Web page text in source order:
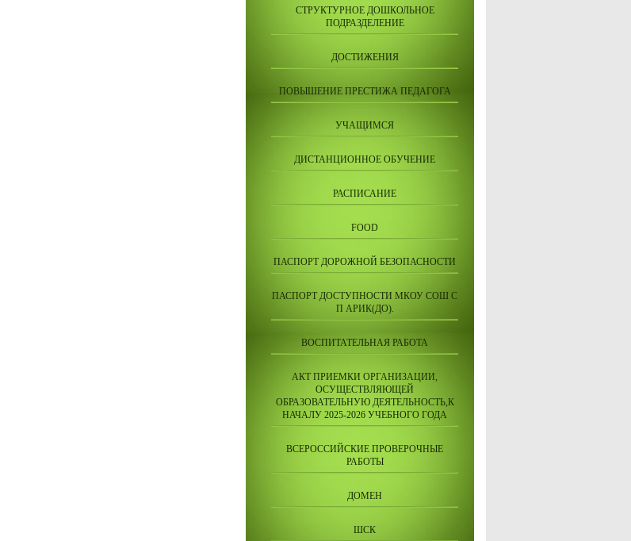
СТРУКТУРНОЕ ДОШКОЛЬНОЕ
ПОДРАЗДЕЛЕНИЕ
ДОСТИЖЕНИЯ
ПОВЫШЕНИЕ ПРЕСТИЖА ПЕДАГОГА
УЧАЩИМСЯ
ДИСТАНЦИОННОЕ ОБУЧЕНИЕ
РАСПИСАНИЕ
FOOD
ПАСПОРТ ДОРОЖНОЙ БЕЗОПАСНОСТИ
ПАСПОРТ ДОСТУПНОСТИ МКОУ СОШ С
П АРИК(ДО).
ВОСПИТАТЕЛЬНАЯ РАБОТА
АКТ ПРИЕМКИ ОРГАНИЗАЦИИ,
ОСУЩЕСТВЛЯЮЩЕЙ
ОБРАЗОВАТЕЛЬНУЮ ДЕЯТЕЛЬНОСТЬ,К
НАЧАЛУ 2025-2026 УЧЕБНОГО ГОДА
ВСЕРОССИЙСКИЕ ПРОВЕРОЧНЫЕ
РАБОТЫ
ДОМЕН
ШСК